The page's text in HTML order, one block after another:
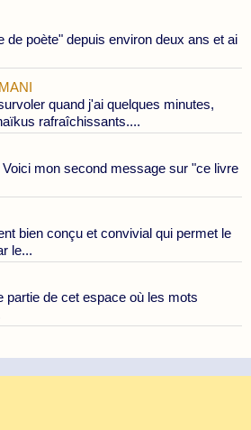
de poète" depuis environ deux ans et ai
quand j'ai quelques minutes,
rafraîchissants....
mon second message sur "ce livre
bien conçu et convivial qui permet le
le...
partie de cet espace où les mots